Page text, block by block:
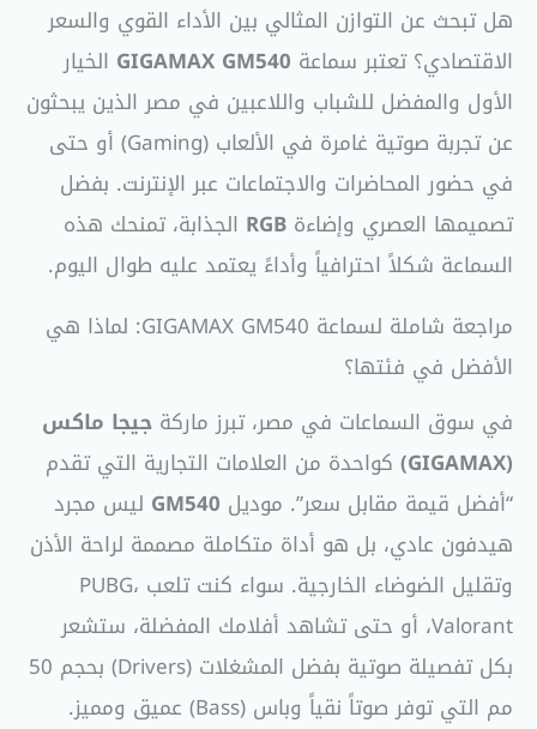
هل تبحث عن التوازن المثالي بين الأداء القوي والسعر
الاقتصادي؟ تعتبر سماعة GIGAMAX GM540 الخيار
الأول والمفضل للشباب واللاعبين في مصر الذين يبحثون
عن تجربة صوتية غامرة في الألعاب (Gaming) أو حتى
في حضور المحاضرات والاجتماعات عبر الإنترنت. بفضل
تصميمها العصري وإضاءة RGB الجذابة، تمنحك هذه
السماعة شكلاً احترافياً وأداءً يعتمد عليه طوال اليوم.
مراجعة شاملة لسماعة GIGAMAX GM540: لماذا هي
الأفضل في فئتها؟
في سوق السماعات في مصر، تبرز ماركة جيجا ماكس
(GIGAMAX)
كواحدة من العلامات التجارية التي تقدم
“أفضل قيمة مقابل سعر”. موديل GM540 ليس مجرد
هيدفون عادي، بل هو أداة متكاملة مصممة لراحة الأذن
وتقليل الضوضاء الخارجية. سواء كنت تلعب PUBG،
Valorant، أو حتى تشاهد أفلامك المفضلة، ستشعر
بكل تفصيلة صوتية بفضل المشغلات (Drivers) بحجم 50
مم التي توفر صوتاً نقياً وباس (Bass) عميق ومميز.